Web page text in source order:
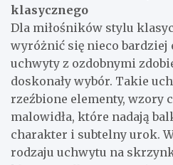
klasycznego
Dla miłośników stylu
wyróżnić się nieco
uchwyty z ozdobnymi
doskonały wybór. Takie
rzeźbione elementy, wzory
malowidła, które nadają
charakter i subtelny urok.
rodzaju uchwytu na